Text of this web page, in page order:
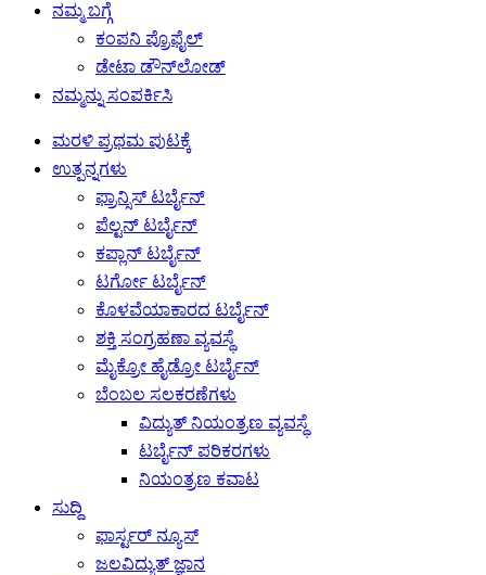
ನಮ್ಮ ಬಗ್ಗೆ
ಕಂಪನಿ ಪ್ರೊಫೈಲ್
ಡೇಟಾ ಡೌನ್‌ಲೋಡ್
ನಮ್ಮನ್ನು ಸಂಪರ್ಕಿಸಿ
ಮರಳಿ ಪ್ರಥಮ ಪುಟಕ್ಕೆ
ಉತ್ಪನ್ನಗಳು
ಫ್ರಾನ್ಸಿಸ್ ಟರ್ಬೈನ್
ಪೆಲ್ಟನ್ ಟರ್ಬೈನ್
ಕಪ್ಲಾನ್ ಟರ್ಬೈನ್
ಟರ್ಗೋ ಟರ್ಬೈನ್
ಕೊಳವೆಯಾಕಾರದ ಟರ್ಬೈನ್
ಶಕ್ತಿ ಸಂಗ್ರಹಣಾ ವ್ಯವಸ್ಥೆ
ಮೈಕ್ರೋ ಹೈಡ್ರೋ ಟರ್ಬೈನ್
ಬೆಂಬಲ ಸಲಕರಣೆಗಳು
ವಿದ್ಯುತ್ ನಿಯಂತ್ರಣ ವ್ಯವಸ್ಥೆ
ಟರ್ಬೈನ್ ಪರಿಕರಗಳು
ನಿಯಂತ್ರಣ ಕವಾಟ
ಸುದ್ದಿ
ಫಾರ್ಸ್ಟರ್ ನ್ಯೂಸ್
ಜಲವಿದ್ಯುತ್ ಜ್ಞಾನ